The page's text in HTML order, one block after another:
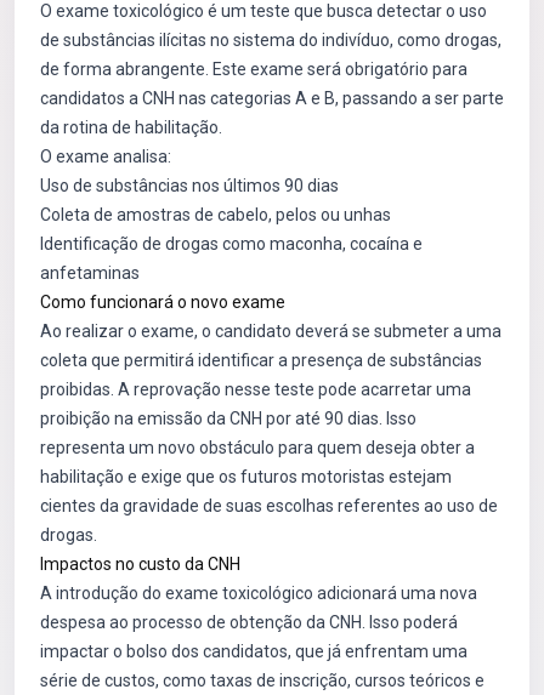
O exame toxicológico é um teste que busca detectar o uso
de substâncias ilícitas no sistema do indivíduo, como drogas,
de forma abrangente. Este exame será obrigatório para
candidatos a CNH nas categorias A e B, passando a ser parte
da rotina de habilitação.
O exame analisa:
Uso de substâncias nos últimos 90 dias
Coleta de amostras de cabelo, pelos ou unhas
Identificação de drogas como maconha, cocaína e
anfetaminas
Como funcionará o novo exame
Ao realizar o exame, o candidato deverá se submeter a uma
coleta que permitirá identificar a presença de substâncias
proibidas. A reprovação nesse teste pode acarretar uma
proibição na emissão da CNH por até 90 dias. Isso
representa um novo obstáculo para quem deseja obter a
habilitação e exige que os futuros motoristas estejam
cientes da gravidade de suas escolhas referentes ao uso de
drogas.
Impactos no custo da CNH
A introdução do exame toxicológico adicionará uma nova
despesa ao processo de obtenção da CNH. Isso poderá
impactar o bolso dos candidatos, que já enfrentam uma
série de custos, como taxas de inscrição, cursos teóricos e